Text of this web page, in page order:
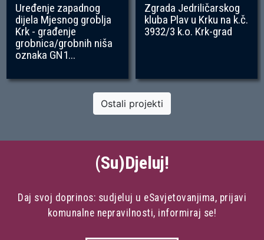
Uređenje zapadnog
dijela Mjesnog groblja
Krk - građenje
grobnica/grobnih niša
oznaka GN1...
Zgrada Jedriličarskog
kluba Plav u Krku na k.č.
3932/3 k.o. Krk-grad
Ostali projekti
(Su)Djeluj!
Daj svoj doprinos: sudjeluj u eSavjetovanjima, prijavi
komunalne nepravilnosti, informiraj se!